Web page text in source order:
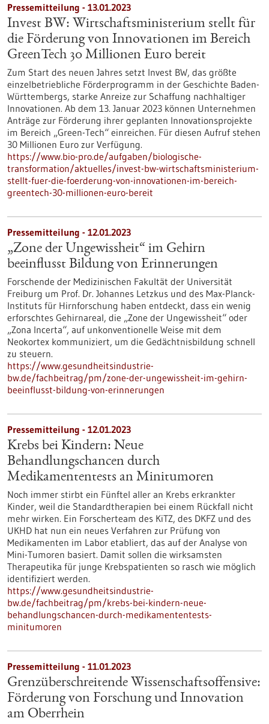
Pressemitteilung - 13.01.2023
Invest BW: Wirtschaftsministerium stellt für
die Förderung von Innovationen im Bereich
GreenTech 30 Millionen Euro bereit
Zum Start des neuen Jahres setzt Invest BW, das größte
einzelbetriebliche Förderprogramm in der Geschichte Baden-
Württembergs, starke Anreize zur Schaffung nachhaltiger
Innovationen. Ab dem 13. Januar 2023 können Unternehmen
Anträge zur Förderung ihrer geplanten Innovationsprojekte
im Bereich „Green-Tech“ einreichen. Für diesen Aufruf stehen
30 Millionen Euro zur Verfügung.
https://www.bio-pro.de/aufgaben/biologische-
transformation/aktuelles/invest-bw-wirtschaftsministerium-
stellt-fuer-die-foerderung-von-innovationen-im-bereich-
greentech-30-millionen-euro-bereit
Pressemitteilung - 12.01.2023
„Zone der Ungewissheit“ im Gehirn
beeinflusst Bildung von Erinnerungen
Forschende der Medizinischen Fakultät der Universität
Freiburg um Prof. Dr. Johannes Letzkus und des Max-Planck-
Instituts für Hirnforschung haben entdeckt, dass ein wenig
erforschtes Gehirnareal, die „Zone der Ungewissheit“ oder
„Zona Incerta“, auf unkonventionelle Weise mit dem
Neokortex kommuniziert, um die Gedächtnisbildung schnell
zu steuern.
https://www.gesundheitsindustrie-
bw.de/fachbeitrag/pm/zone-der-ungewissheit-im-gehirn-
beeinflusst-bildung-von-erinnerungen
Pressemitteilung - 12.01.2023
Krebs bei Kindern: Neue
Behandlungschancen durch
Medikamententests an Minitumoren
Noch immer stirbt ein Fünftel aller an Krebs erkrankter
Kinder, weil die Standardtherapien bei einem Rückfall nicht
mehr wirken. Ein Forscherteam des KiTZ, des DKFZ und des
UKHD hat nun ein neues Verfahren zur Prüfung von
Medikamenten im Labor etabliert, das auf der Analyse von
Mini-Tumoren basiert. Damit sollen die wirksamsten
Therapeutika für junge Krebspatienten so rasch wie möglich
identifiziert werden.
https://www.gesundheitsindustrie-
bw.de/fachbeitrag/pm/krebs-bei-kindern-neue-
behandlungschancen-durch-medikamententests-
minitumoren
Pressemitteilung - 11.01.2023
Grenzüberschreitende Wissenschaftsoffensive:
Förderung von Forschung und Innovation
am Oberrhein